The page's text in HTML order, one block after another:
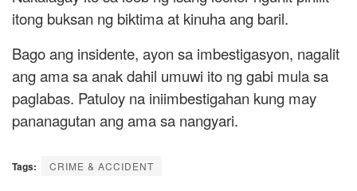
itong buksan ng biktima at kinuha ang baril.
Bago ang insidente, ayon sa imbestigasyon, nagalit
ang ama sa anak dahil umuwi ito ng gabi mula sa
paglabas. Patuloy na iniimbestigahan kung may
pananagutan ang ama sa nangyari.
Tags: CRIME & ACCIDENT